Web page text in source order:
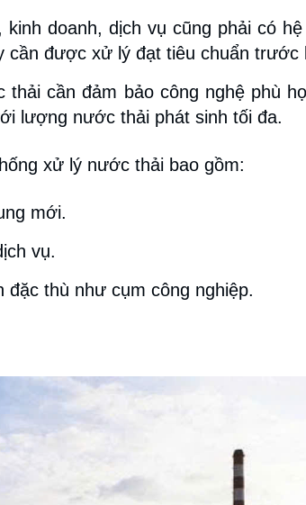
doanh, dịch vụ cũng phải có
cần được xử lý đạt tiêu chuẩn trước
thải cần đảm bảo công nghệ phù
lượng nước thải phát sinh tối đa.
xử lý nước thải bao gồm:
mới.
vụ.
đặc thù như cụm công nghiệp.